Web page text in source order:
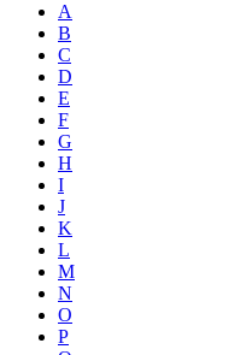
A
B
C
D
E
F
G
H
I
J
K
L
M
N
O
P